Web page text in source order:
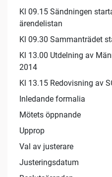
Kl 09.15 Sändningen
ärendelistan
Kl 09.30 Sammanträdet
Kl 13.00 Utdelning av
2014
Kl 13.15 Redovisning av
Inledande formalia
Mötets öppnande
Upprop
Val av justerare
Justeringsdatum